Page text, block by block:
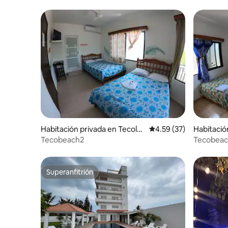
Habitación privada en Tecolut
la
Calificación promedio:
4.59 (37)
Tecobeach2
a
Superanfitrión
Superanfitrión